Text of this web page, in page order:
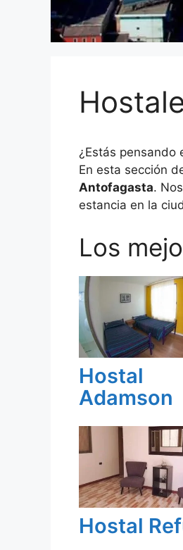
¿Estás pensando
En esta sección
Antofagasta.
estancia en la
Los
Hostal
Adamson
Hostal